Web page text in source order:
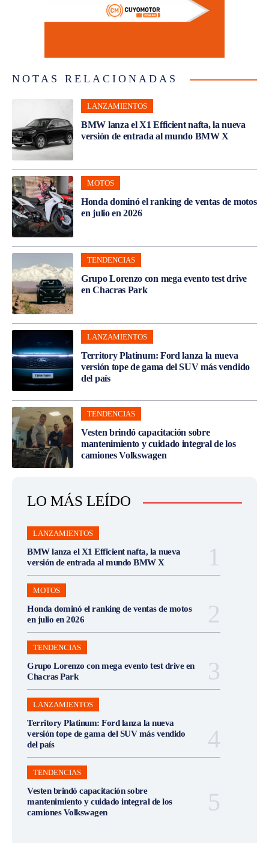
NOTAS RELACIONADAS
LANZAMIENTOS
BMW lanza el X1 Efficient nafta, la nueva
versión de entrada al mundo BMW X
MOTOS
Honda dominó el ranking de ventas de motos
en julio en 2026
TENDENCIAS
Grupo Lorenzo con mega evento test drive
en Chacras Park
LANZAMIENTOS
Territory Platinum: Ford lanza la nueva
versión tope de gama del SUV más vendido
del país
TENDENCIAS
Vesten brindó capacitación sobre
mantenimiento y cuidado integral de los
camiones Volkswagen
LO MÁS LEÍDO
LANZAMIENTOS
BMW lanza el X1 Efficient nafta, la nueva
versión de entrada al mundo BMW X
MOTOS
Honda dominó el ranking de ventas de motos
en julio en 2026
TENDENCIAS
Grupo Lorenzo con mega evento test drive en
Chacras Park
LANZAMIENTOS
Territory Platinum: Ford lanza la nueva
versión tope de gama del SUV más vendido
del país
TENDENCIAS
Vesten brindó capacitación sobre
mantenimiento y cuidado integral de los
camiones Volkswagen